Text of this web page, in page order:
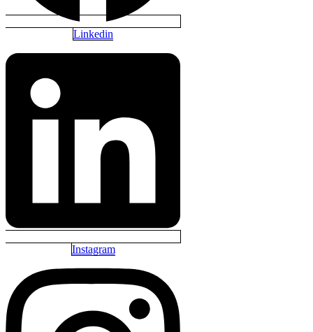
Linkedin
Instagram